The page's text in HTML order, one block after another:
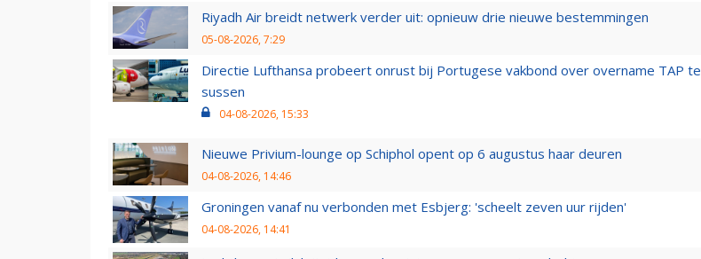
Riyadh Air breidt netwerk verder uit: opnieuw drie nieuwe bestemmingen
05-08-2026, 7:29
Directie Lufthansa probeert onrust bij Portugese vakbond over overname TAP te
sussen
04-08-2026, 15:33
Nieuwe Privium-lounge op Schiphol opent op 6 augustus haar deuren
04-08-2026, 14:46
Groningen vanaf nu verbonden met Esbjerg: 'scheelt zeven uur rijden'
04-08-2026, 14:41